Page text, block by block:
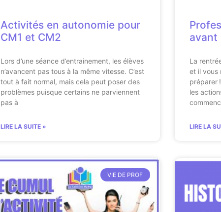
Activités en autonomie pour
CM1 et CM2
Lors d’une séance d’entrainement, les élèves
n’avancent pas tous à la même vitesse. C’est
tout à fait normal, mais cela peut poser des
problèmes puisque certains ne parviennent
pas à
LIRE LA SUITE »
avant
La
et il vous
préparer
les
LIRE LA
VIE DE PROF